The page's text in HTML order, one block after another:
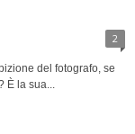
2
del fotografo, se
la sua...